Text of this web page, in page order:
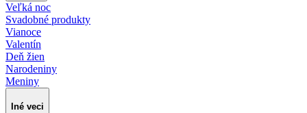
Veľká noc
Svadobné produkty
Vianoce
Valentín
Deň žien
Narodeniny
Meniny
Iné veci